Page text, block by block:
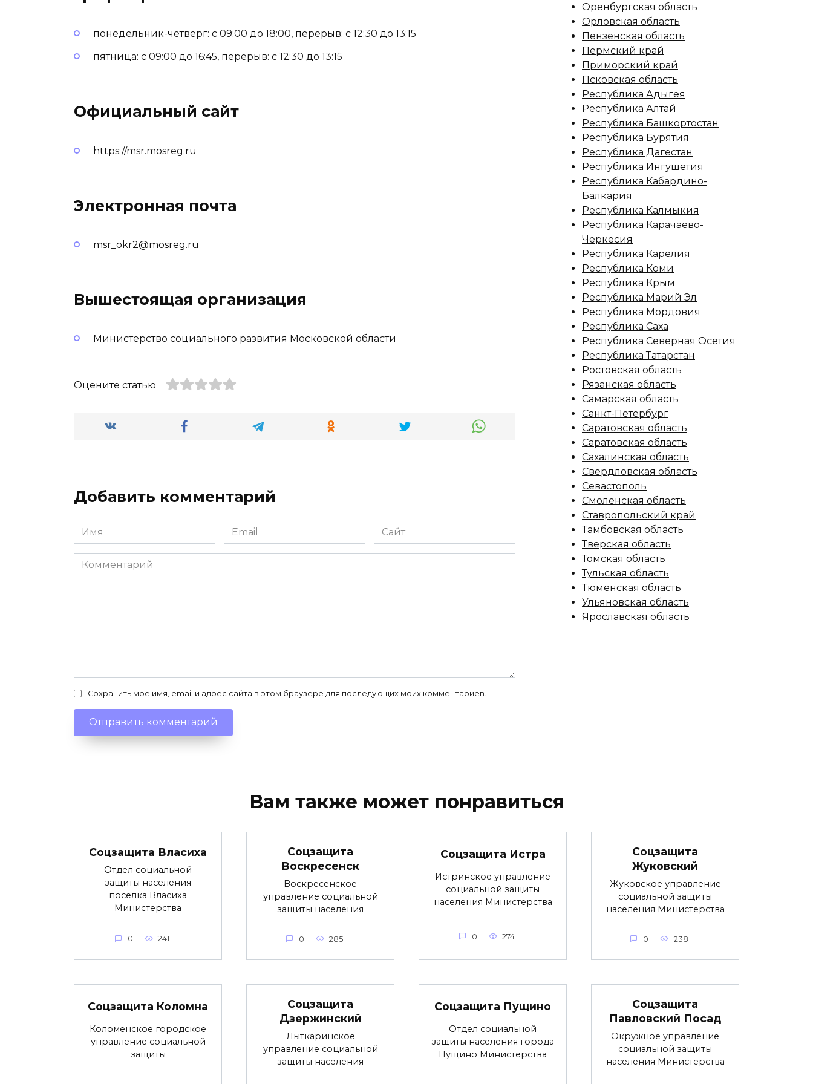
понедельник-четверг: с 09:00 до 18:00, перерыв: с 12:30 до 13:15
пятница: с 09:00 до 16:45, перерыв: с 12:30 до 13:15
Официальный сайт
https://msr.mosreg.ru
Электронная почта
msr_okr2@mosreg.ru
Вышестоящая организация
Министерство социального развития Московской области
Оцените статью
Добавить комментарий
Имя
*
Email
*
Сайт
Комментарий
Сохранить моё имя, email и адрес сайта в этом браузере для последующих моих комментариев.
Оренбургская область
Орловская область
Пензенская область
Пермский край
Приморский край
Псковская область
Республика Адыгея
Республика Алтай
Республика Башкортостан
Республика Бурятия
Республика Дагестан
Республика Ингушетия
Республика Кабардино-
Балкария
Республика Калмыкия
Республика Карачаево-
Черкесия
Республика Карелия
Республика Коми
Республика Крым
Республика Марий Эл
Республика Мордовия
Республика Саха
Республика Северная Осетия
Республика Татарстан
Ростовская область
Рязанская область
Самарская область
Санкт-Петербург
Саратовская область
Саратовская область
Сахалинская область
Свердловская область
Севастополь
Смоленская область
Ставропольский край
Тамбовская область
Тверская область
Томская область
Тульская область
Тюменская область
Ульяновская область
Ярославская область
Вам также может понравиться
Соцзащита Власиха
Отдел социальной
защиты населения
поселка Власиха
Министерства
0 241
Соцзащита
Воскресенск
Воскресенское
управление социальной
защиты населения
0 285
Соцзащита Истра
Истринское управление
социальной защиты
населения Министерства
0 274
Соцзащита
Жуковский
Жуковское управление
социальной защиты
населения Министерства
0 238
Соцзащита Коломна
Коломенское городское
управление социальной
защиты
Соцзащита
Дзержинский
Лыткаринское
управление социальной
защиты населения
Соцзащита Пущино
Отдел социальной
защиты населения города
Пущино Министерства
Соцзащита
Павловский Посад
Окружное управление
социальной защиты
населения Министерства